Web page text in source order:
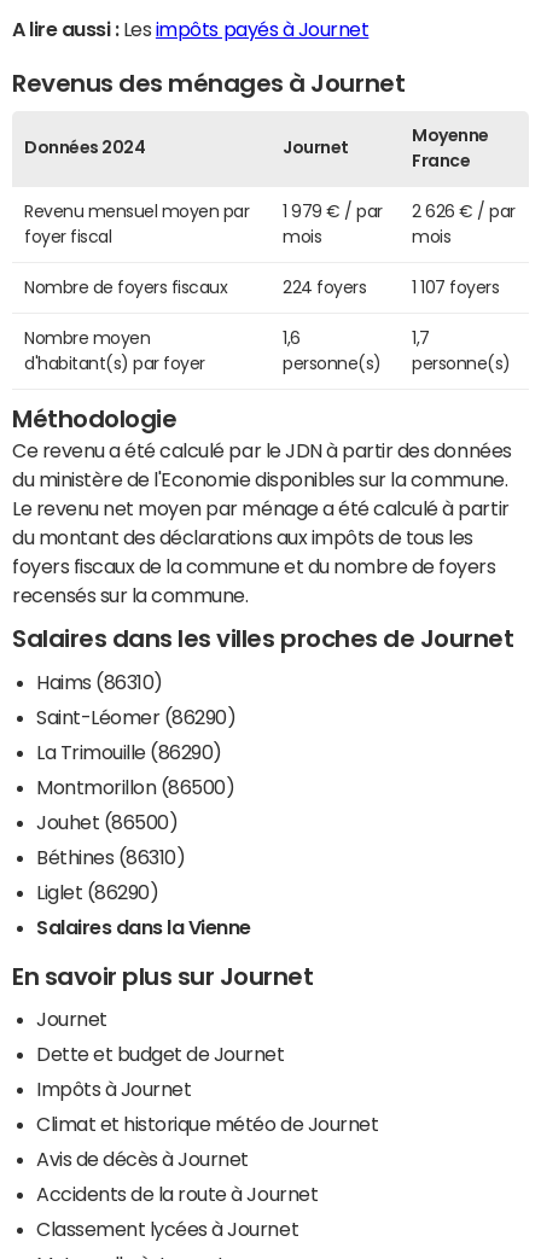
A lire aussi :Les impôts payés à Journet
Revenus des ménages à Journet
Données 2024 Journet
Moyenne
France
Revenu mensuel moyen par
foyer fiscal
1 979 € / par
mois
2 626 € / par
mois
Nombre de foyers fiscaux 224 foyers 1 107 foyers
Nombre moyen
d'habitant(s) par foyer
1,6
personne(s)
1,7
personne(s)
Méthodologie
Ce revenu a été calculé par le JDN à partir des données
du ministère de l'Economie disponibles sur la commune.
Le revenu net moyen par ménage a été calculé à partir
du montant des déclarations aux impôts de tous les
foyers fiscaux de la commune et du nombre de foyers
recensés sur la commune.
Salaires dans les villes proches de Journet
Haims (86310)
Saint-Léomer (86290)
La Trimouille (86290)
Montmorillon (86500)
Jouhet (86500)
Béthines (86310)
Liglet (86290)
Salaires dans la Vienne
En savoir plus sur Journet
Journet
Dette et budget de Journet
Impôts à Journet
Climat et historique météo de Journet
Avis de décès à Journet
Accidents de la route à Journet
Classement lycées à Journet